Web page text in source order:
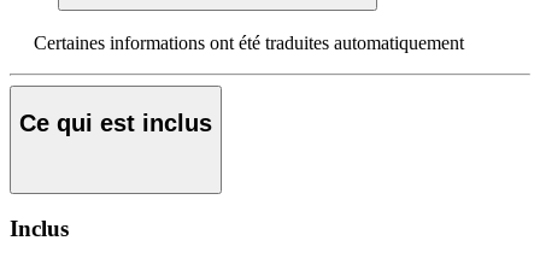
Certaines informations ont été traduites automatiquement
Ce qui est inclus
Inclus